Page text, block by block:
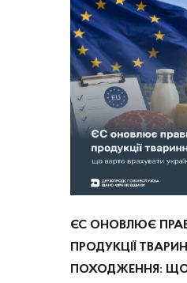
ЄС ОНОВЛЮЄ
ПРОДУКЦІЇ
ПОХОДЖЕННЯ: